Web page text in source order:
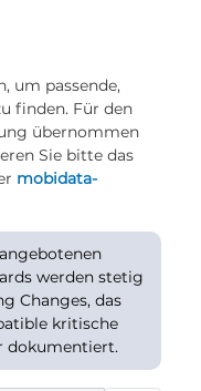
um passende,
finden. Für den
übernommen
Sie bitte das
mobidata-
werden stetig
Changes, das
kritische
dokumentiert.